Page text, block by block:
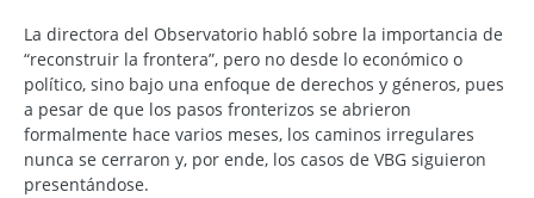
La directora del Observatorio habló sobre la importancia de
“reconstruir la frontera”, pero no desde lo económico o
político, sino bajo una enfoque de derechos y géneros, pues
a pesar de que los pasos fronterizos se abrieron
formalmente hace varios meses, los caminos irregulares
nunca se cerraron y, por ende, los casos de VBG siguieron
presentándose.